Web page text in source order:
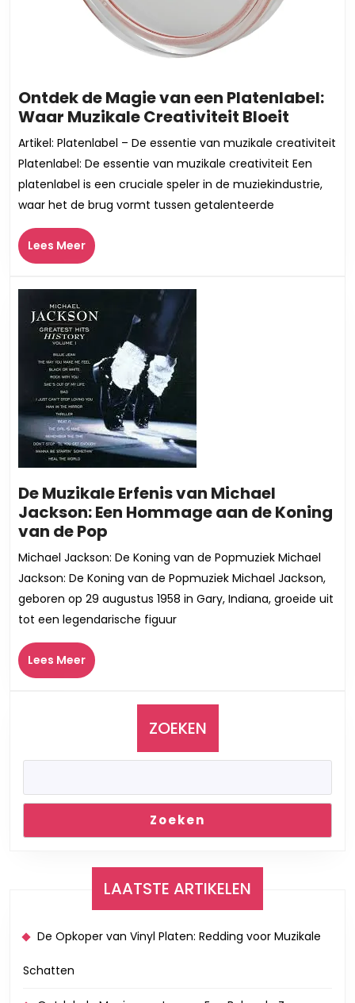
Ontdek de Magie van een Platenlabel:
Waar Muzikale Creativiteit Bloeit
de
Magie
van
een
Artikel: Platenlabel – De essentie van muzikale creativiteit
Platenlabel: De essentie van muzikale creativiteit Een
platenlabel is een cruciale speler in de muziekindustrie,
waar het de brug vormt tussen getalenteerde
Lees MeerLees
Meer
De Muzikale Erfenis van Michael
Jackson: Een Hommage aan de Koning
van de Pop
Muzikale
Erfenis
van
Michael
Jackson:
Koning
de
Michael Jackson: De Koning van de Popmuziek Michael
Jackson: De Koning van de Popmuziek Michael Jackson,
geboren op 29 augustus 1958 in Gary, Indiana, groeide uit
tot een legendarische figuur
Lees MeerLees
Meer
ZOEKEN
Zoeken
LAATSTE ARTIKELEN
De Opkoper van Vinyl Platen: Redding voor Muzikale
Schatten